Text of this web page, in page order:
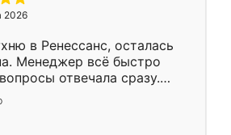
2026
в Ренессанс, осталась
Менеджер всё быстро
отвечала сразу.
в субботу, подошёл к
Собрали
работали аккуратно, даже